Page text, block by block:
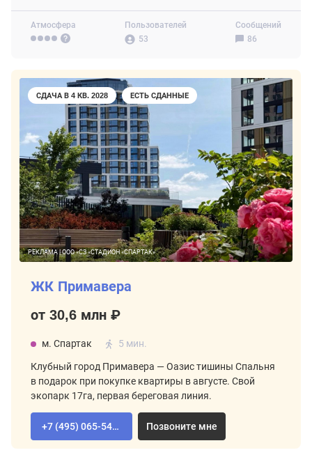
Атмосфера
Пользователей
53
Сообщений
86
СДАЧА В 4 КВ. 2028 ЕСТЬ СДАННЫЕ
РЕКЛАМА | ООО «СЗ «СТАДИОН «СПАРТАК»
ЖК Примавера
от 30,6 млн ₽
м. Спартак 5 мин.
Клубный город Примавера — Оазис тишины Спальня
в подарок при покупке квартиры в августе. Свой
экопарк 17га, первая береговая линия.
+7 (495) 065-54-02 Позвоните мне